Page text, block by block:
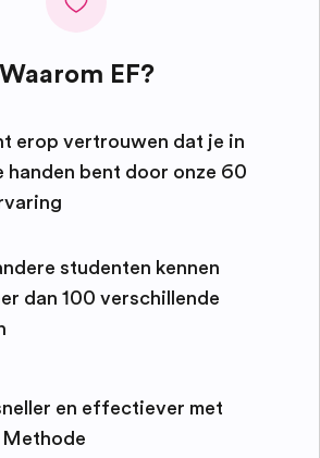
Waarom EF?
erop vertrouwen dat je in
handen bent door onze 60
studenten kennen
dan 100 verschillende
en effectiever met
Methode